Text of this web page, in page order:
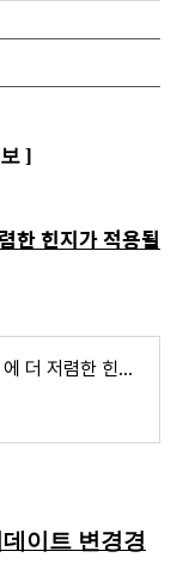
]
힌지가 적용될
Apple Foldable iPhone 에 더 저렴한 힌지가 적용될 것으로 보인다?
이트 변경경